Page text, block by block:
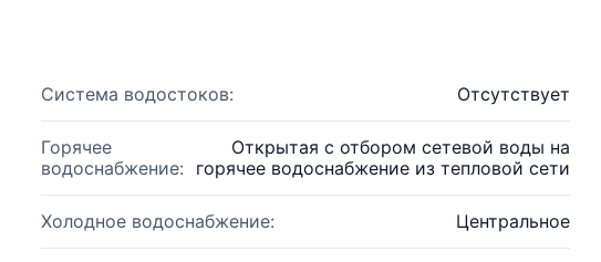
Система водостоков: Отсутствует
Горячее
водоснабжение:
Открытая с отбором сетевой воды на
горячее водоснабжение из тепловой сети
Холодное водоснабжение: Центральное